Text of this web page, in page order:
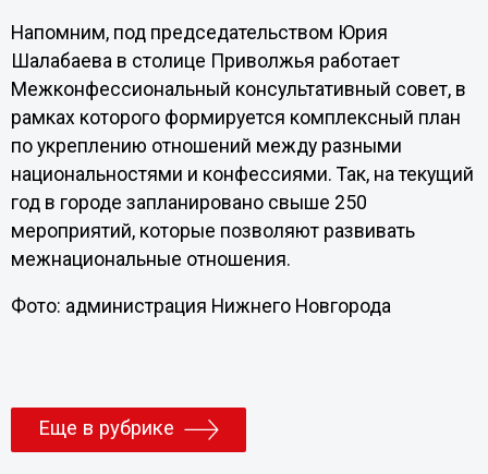
Напомним, под председательством Юрия
Шалабаева в столице Приволжья работает
Межконфессиональный консультативный совет, в
рамках которого формируется комплексный план
по укреплению отношений между разными
национальностями и конфессиями. Так, на текущий
год в городе запланировано свыше 250
мероприятий, которые позволяют развивать
межнациональные отношения.
Фото: администрация Нижнего Новгорода
Еще в рубрике